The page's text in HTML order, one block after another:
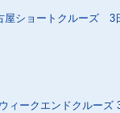
屋ショートクルーズ 3
ィークエンドクルーズ